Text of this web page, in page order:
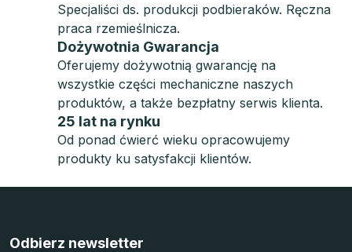
Specjaliści ds. produkcji podbieraków. Ręczna
praca rzemieślnicza.
Dożywotnia Gwarancja
Oferujemy dożywotnią gwarancję na
wszystkie części mechaniczne naszych
produktów, a także bezpłatny serwis klienta.
25 lat na rynku
Od ponad ćwierć wieku opracowujemy
produkty ku satysfakcji klientów.
Odbierz newsletter